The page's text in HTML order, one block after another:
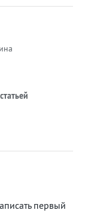
первый